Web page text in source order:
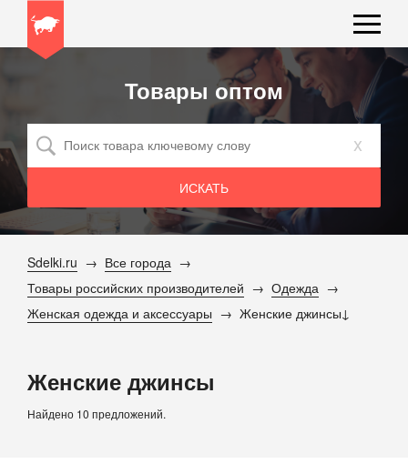
Товары оптом
x
Sdelki.ru
Все города
Товары российских производителей
Одежда
Женская одежда и аксессуары
Женские джинсы
Женские джинсы
Найдено 10 предложений.